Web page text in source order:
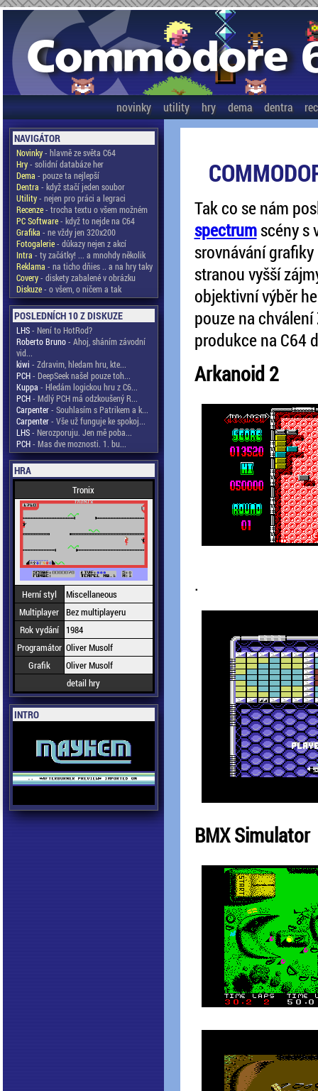
novinky utility hry dema dentra
NAVIGÁTOR
Novinky- hlavně ze světa C64
Hry- solidní databáze her
Dema - pouze ta nejlepší
Dentra - když stačí jeden soubor
Utility- nejen pro práci a legraci
Recenze- trocha textu o všem možném
PC Software- když to nejde na C64
Grafika - ne vždy jen 320x200
Fotogalerie- důkazy nejen z akcí
Intra - ty začátky! ... a mnohdy několik
Reklama - na ticho dňies .. a na hry taky
Covery- diskety zabalené v obrázku
Diskuze- o všem, o ničem a tak
POSLEDNÍCH 10 Z DISKUZE
LHS- Není to HotRod?
Roberto Bruno- Ahoj, sháním závodní
vid...
kiwi - Zdravim, hledam hru, kte...
PCH- DeepSeek našel pouze toh...
Kuppa - Hledám logickou hru z C6...
PCH- Mdlý PCH má odzkoušený R...
Carpenter- Souhlasím s Patrikem a k...
Carpenter- Vše už funguje ke spokoj...
LHS- Nerozporuju. Jen mě poba...
PCH- Mas dve moznosti. 1. bu...
HRA
Tronix
Herní styl
Miscellaneous
Multiplayer Bez multiplayeru
Rok vydání
1984
Programátor Oliver Musolf
Grafik
Oliver Musolf
detail hry
INTRO
Tak co se nám
spectrumscény s
srovnávání
stranou vyšší
objektivní výběr
pouze na
produkce na C64
Arkanoid 2
.
BMX Simulator